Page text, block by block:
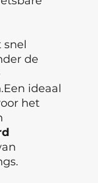
snel
de
ideaal
het